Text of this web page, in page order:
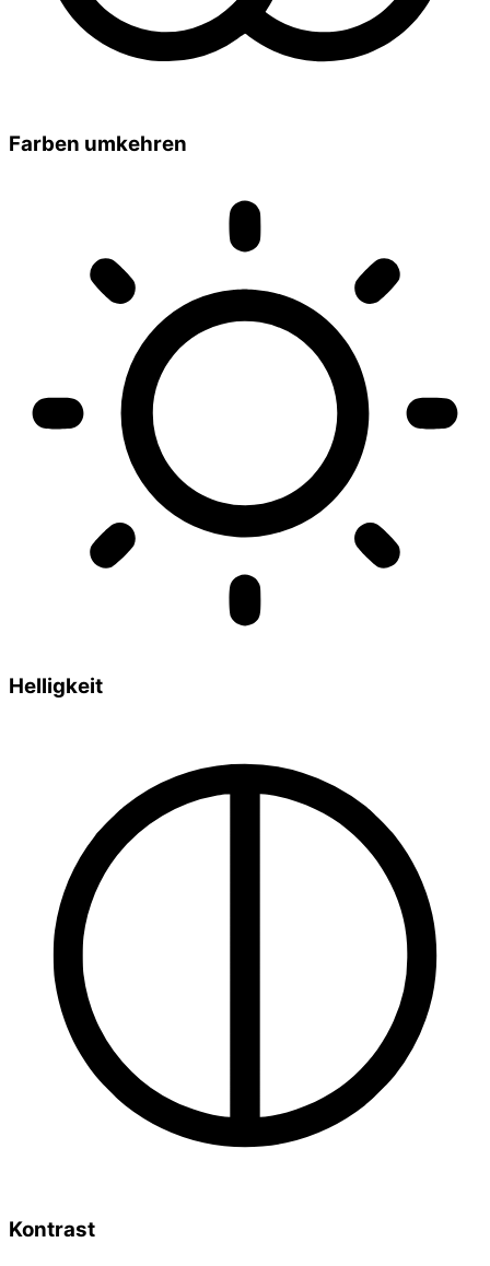
Farben umkehren
Helligkeit
Kontrast